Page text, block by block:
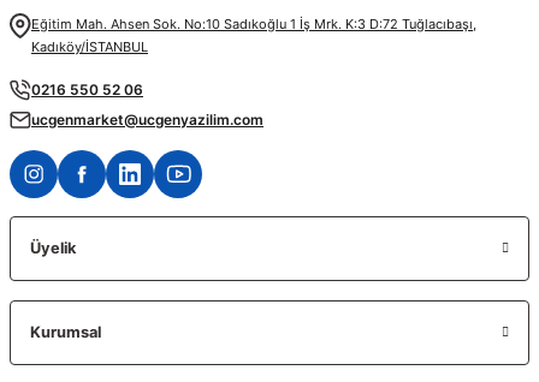
Diğerlerinin fiyat teklifi bile gönderemedikleri kadar kısa bir sürede iş istasyonumu
Eğitim Mah. Ahsen Sok. No:10 Sadıkoğlu 1 İş Mrk. K:3 D:72 Tuğlacıbaşı,
Kadıköy/İSTANBUL
0216 550 52 06
ucgenmarket@ucgenyazilim.com
Üyelik
Kurumsal